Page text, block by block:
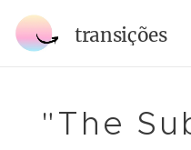
transições
"The